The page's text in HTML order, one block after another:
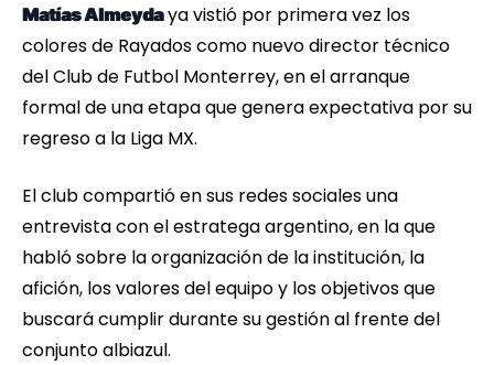
Matías Almeydaya vistió por primera vez los
colores de Rayados como nuevo director técnico
del Club de Futbol Monterrey, en el arranque
formal de una etapa que genera expectativa por su
regreso a la Liga MX.
El club compartió en sus redes sociales una
entrevista con el estratega argentino, en la que
habló sobre la organización de la institución, la
afición, los valores del equipo y los objetivos que
buscará cumplir durante su gestión al frente del
conjunto albiazul.